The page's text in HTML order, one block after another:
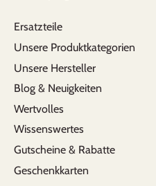
Ersatzteile
Unsere Produktkategorien
Unsere Hersteller
Blog & Neuigkeiten
Wertvolles
Wissenswertes
Gutscheine & Rabatte
Geschenkkarten